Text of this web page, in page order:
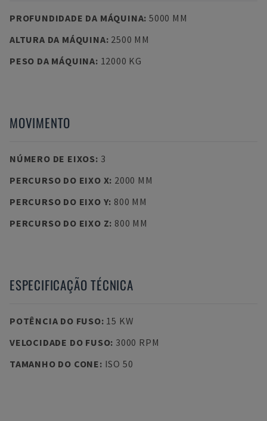
PROFUNDIDADE DA MÁQUINA: 5000 MM
ALTURA DA MÁQUINA: 2500 MM
PESO DA MÁQUINA: 12000 KG
MOVIMENTO
NÚMERO DE EIXOS: 3
PERCURSO DO EIXO X: 2000 MM
PERCURSO DO EIXO Y: 800 MM
PERCURSO DO EIXO Z: 800 MM
ESPECIFICAÇÃO TÉCNICA
POTÊNCIA DO FUSO: 15 KW
VELOCIDADE DO FUSO: 3000 RPM
TAMANHO DO CONE: ISO 50